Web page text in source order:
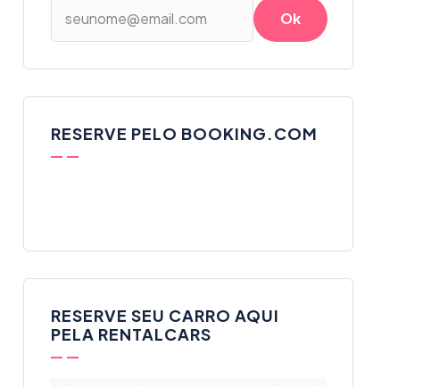
RESERVE PELO BOOKING.COM
RESERVE SEU CARRO AQUI
PELA RENTALCARS